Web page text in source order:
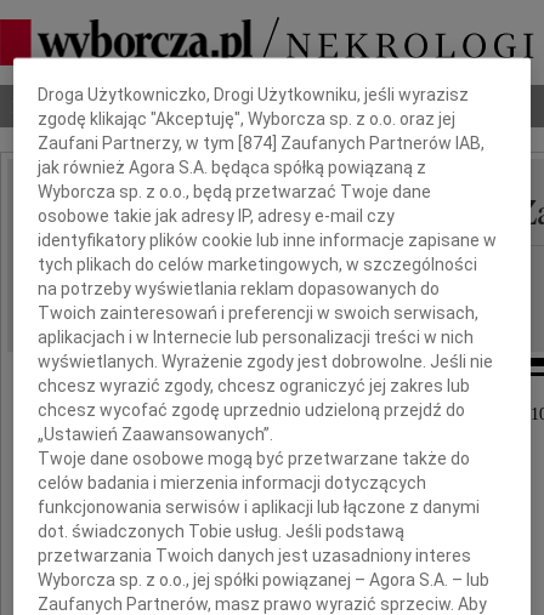
Nekrologi Odeszli Poradnik pogrzebowy
IMIĘ I NAZWISKO: Grażyna Sarosiek z d.
REGION: Szczecin
DATA EMISJI: 05.05.2010
Z głębokim żalem zawiadamiamy, że dnia 3 maja
odeszła od nas ukochana Mamusia,
Grażyna Sarosiek
Dbamy o Twoją prywatność
Droga Użytkowniczko, Drogi Użytkowniku, jeśli wyrazisz
zgodę klikając "Akceptuję", Wyborcza sp. z o.o. oraz jej
Zaufani Partnerzy, w tym [874] Zaufanych Partnerów IAB,
jak również Agora S.A. będąca spółką powiązaną z
Wyborcza sp. z o.o., będą przetwarzać Twoje dane
osobowe takie jak adresy IP, adresy e-mail czy
identyfikatory plików cookie lub inne informacje zapisane w
tych plikach do celów marketingowych, w szczególności
na potrzeby wyświetlania reklam dopasowanych do
Twoich zainteresowań i preferencji w swoich serwisach,
aplikacjach i w Internecie lub personalizacji treści w nich
wyświetlanych. Wyrażenie zgody jest dobrowolne. Jeśli nie
chcesz wyrazić zgody, chcesz ograniczyć jej zakres lub
chcesz wycofać zgodę uprzednio udzieloną przejdź do
„Ustawień Zaawansowanych”.
Twoje dane osobowe mogą być przetwarzane także do
celów badania i mierzenia informacji dotyczących
funkcjonowania serwisów i aplikacji lub łączone z danymi
dot. świadczonych Tobie usług. Jeśli podstawą
przetwarzania Twoich danych jest uzasadniony interes
Wyborcza sp. z o.o., jej spółki powiązanej – Agora S.A. – lub
Zaufanych Partnerów, masz prawo wyrazić sprzeciw. Aby